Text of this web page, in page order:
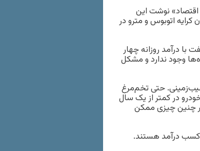
اقتصاد» نوشت این
اتوبوس و مترو در
گفت با درآمد روزانه چهار
وجود ندارد و مشکل
حتی تخم‌مرغ
در کمتر از یک سال
چنین چیزی ممکن
کسب درآمد هستند.